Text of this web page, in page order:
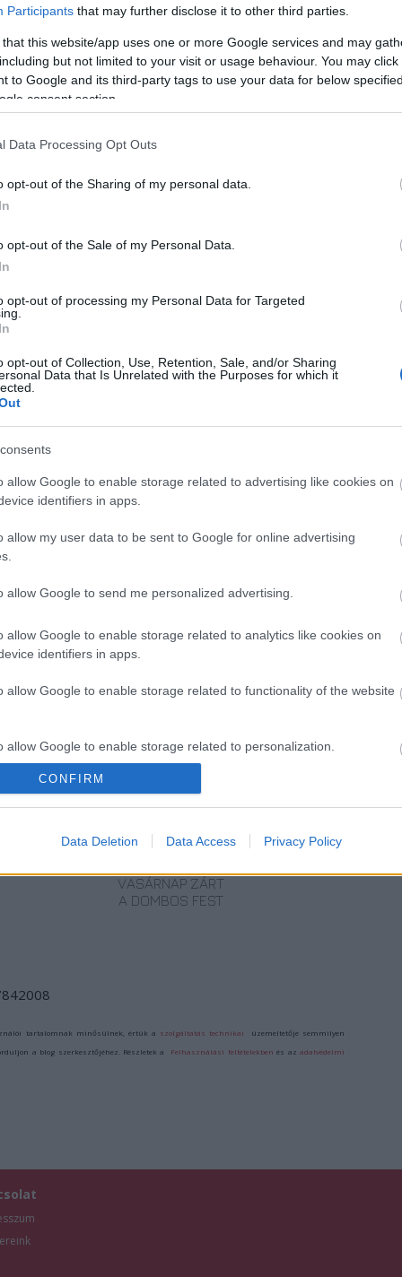
Participants that may further disclose it to other third parties.
that this website/app uses one or more Google services and may
but not limited to your visit or usage behaviour. You may
to Google and its third-party tags to use your data for below
consent section.
Data Processing Opt Outs
opt-out of the Sharing of my personal data.
opt-out of the Sale of my Personal Data.
opt-out of processing my Personal Data for Targeted
opt-out of Collection, Use, Retention, Sale, and/or Sharing
Data that Is Unrelated with the Purposes for which it
allow Google to enable storage related to advertising like cookies on
identifiers in apps.
allow my user data to be sent to Google for online advertising
allow Google to send me personalized advertising.
allow Google to enable storage related to analytics like cookies on
identifiers in apps.
allow Google to enable storage related to functionality of the website
allow Google to enable storage related to personalization.
allow Google to enable storage related to security, including
functionality and fraud prevention, and other user protection.
CONFIRM
Data Deletion Data Access Privacy Policy
MTV pályázatára jelentkezett 105 előadó közül
visszalépett a jelöléstől, miután kiderült: az
a svéd Figge Boström szerzeménye korábban
s így nem felel meg az eurovíziós
kapcsán felhívta a figyelmet arra, hogy
heteket, hónapokat dolgoztak a
olyan zsűri végezte, amely vélhetően
módon véleményt alkothasson a szerzők
rendelkezésre álló információk szerint néhány
Könnyűzeneszerzők és Szövegírók
a zsűri kiválasztásánál a megfelelő szakmai
kiemelik: Magyarországot magyar szerzemény
közönség és a szakma teljes kizárásával történt,
joga ezeket a szerzeményeket megismerni.
a dalok megismerését és nyilvános
hírnevéhez méltó keretek között, akár utólag
Egyesülete, a SZERZŐK tavaly
egyesület elnöke a Belmondo zenekar
között Presser Gábor, Lovasi András, Pély
Mester Tamás. A SZERZŐK legfontosabb
népszerűsítése.
ÜNNEPE
„AZ EMBERT
EMBERRÉ
VASÁRNAP ZÁRT
A DOMBOS FEST
ETNOFON AZ I.
ONIFESZT-EN
tartalomnak minősülnek, értük a szolgáltatás technikai üzemeltetője semmilyen
a blog szerkesztőjéhez. Részletek a Felhasználási feltételekben és azadatvédelmi